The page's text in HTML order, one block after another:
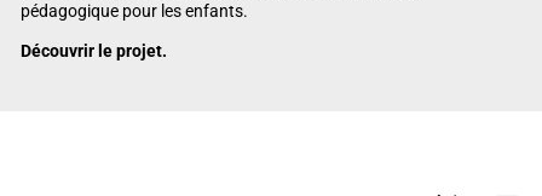
pédagogique pour les enfants.
Découvrir le projet.